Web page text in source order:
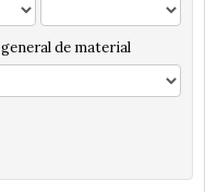
de material